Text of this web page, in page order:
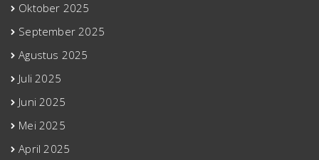
Oktober 2025
September 2025
Agustus 2025
Juli 2025
Juni 2025
Mei 2025
April 2025